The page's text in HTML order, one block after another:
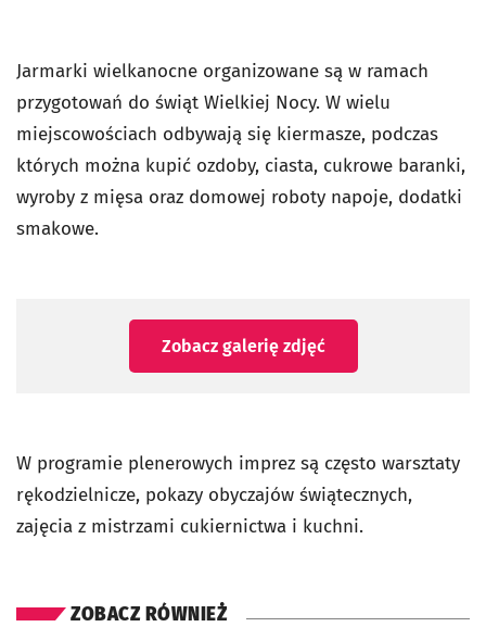
Jarmarki wielkanocne organizowane są w ramach
przygotowań do świąt Wielkiej Nocy. W wielu
miejscowościach odbywają się kiermasze, podczas
których można kupić ozdoby, ciasta, cukrowe baranki,
wyroby z mięsa oraz domowej roboty napoje, dodatki
smakowe.
Zobacz galerię zdjęć
W programie plenerowych imprez są często warsztaty
rękodzielnicze, pokazy obyczajów świątecznych,
zajęcia z mistrzami cukiernictwa i kuchni.
ZOBACZ RÓWNIEŻ